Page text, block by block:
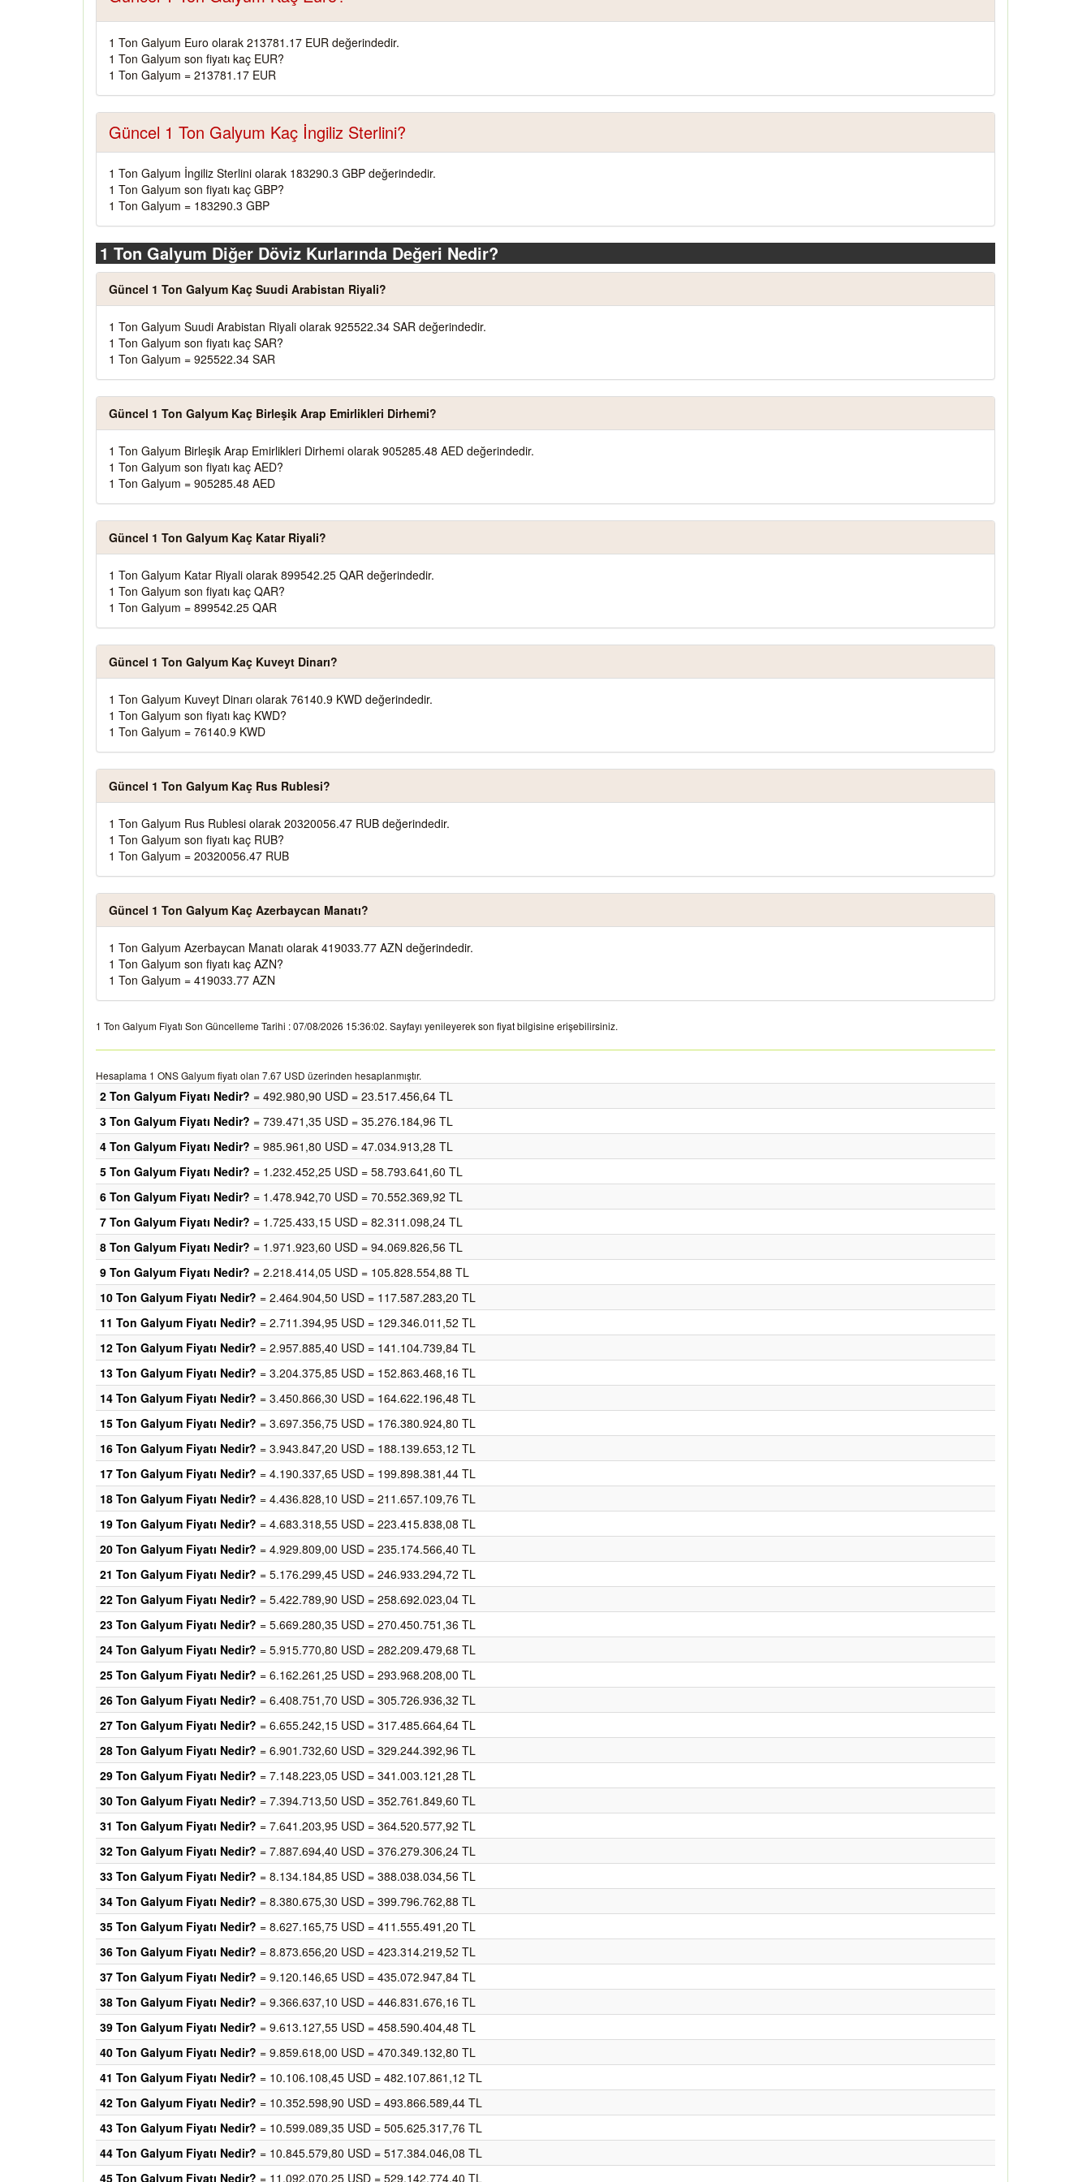
1 Ton Galyum Euro olarak 213781.17 EUR değerindedir.
1 Ton Galyum son fiyatı kaç EUR?
1 Ton Galyum = 213781.17 EUR
Güncel 1 Ton Galyum Kaç İngiliz Sterlini?
1 Ton Galyum İngiliz Sterlini olarak 183290.3 GBP değerindedir.
1 Ton Galyum son fiyatı kaç GBP?
1 Ton Galyum = 183290.3 GBP
1 Ton Galyum Diğer Döviz Kurlarında Değeri Nedir?
Güncel 1 Ton Galyum Kaç Suudi Arabistan Riyali?
1 Ton Galyum Suudi Arabistan Riyali olarak 925522.34 SAR değerindedir.
1 Ton Galyum son fiyatı kaç SAR?
1 Ton Galyum = 925522.34 SAR
Güncel 1 Ton Galyum Kaç Birleşik Arap Emirlikleri Dirhemi?
1 Ton Galyum Birleşik Arap Emirlikleri Dirhemi olarak 905285.48 AED değerindedir.
1 Ton Galyum son fiyatı kaç AED?
1 Ton Galyum = 905285.48 AED
Güncel 1 Ton Galyum Kaç Katar Riyali?
1 Ton Galyum Katar Riyali olarak 899542.25 QAR değerindedir.
1 Ton Galyum son fiyatı kaç QAR?
1 Ton Galyum = 899542.25 QAR
Güncel 1 Ton Galyum Kaç Kuveyt Dinarı?
1 Ton Galyum Kuveyt Dinarı olarak 76140.9 KWD değerindedir.
1 Ton Galyum son fiyatı kaç KWD?
1 Ton Galyum = 76140.9 KWD
Güncel 1 Ton Galyum Kaç Rus Rublesi?
1 Ton Galyum Rus Rublesi olarak 20320056.47 RUB değerindedir.
1 Ton Galyum son fiyatı kaç RUB?
1 Ton Galyum = 20320056.47 RUB
Güncel 1 Ton Galyum Kaç Azerbaycan Manatı?
1 Ton Galyum Azerbaycan Manatı olarak 419033.77 AZN değerindedir.
1 Ton Galyum son fiyatı kaç AZN?
1 Ton Galyum = 419033.77 AZN
1 Ton Galyum Fiyatı Son Güncelleme Tarihi : 07/08/2026 15:36:02. Sayfayı yenileyerek son fiyat bilgisine erişebilirsiniz.
Hesaplama 1 ONS Galyum fiyatı olan 7.67 USD üzerinden hesaplanmıştır.
2 Ton Galyum Fiyatı Nedir? = 492.980,90 USD = 23.517.456,64 TL
3 Ton Galyum Fiyatı Nedir? = 739.471,35 USD = 35.276.184,96 TL
4 Ton Galyum Fiyatı Nedir? = 985.961,80 USD = 47.034.913,28 TL
5 Ton Galyum Fiyatı Nedir? = 1.232.452,25 USD = 58.793.641,60 TL
6 Ton Galyum Fiyatı Nedir? = 1.478.942,70 USD = 70.552.369,92 TL
7 Ton Galyum Fiyatı Nedir? = 1.725.433,15 USD = 82.311.098,24 TL
8 Ton Galyum Fiyatı Nedir? = 1.971.923,60 USD = 94.069.826,56 TL
9 Ton Galyum Fiyatı Nedir? = 2.218.414,05 USD = 105.828.554,88 TL
10 Ton Galyum Fiyatı Nedir? = 2.464.904,50 USD = 117.587.283,20 TL
11 Ton Galyum Fiyatı Nedir? = 2.711.394,95 USD = 129.346.011,52 TL
12 Ton Galyum Fiyatı Nedir? = 2.957.885,40 USD = 141.104.739,84 TL
13 Ton Galyum Fiyatı Nedir? = 3.204.375,85 USD = 152.863.468,16 TL
14 Ton Galyum Fiyatı Nedir? = 3.450.866,30 USD = 164.622.196,48 TL
15 Ton Galyum Fiyatı Nedir? = 3.697.356,75 USD = 176.380.924,80 TL
16 Ton Galyum Fiyatı Nedir? = 3.943.847,20 USD = 188.139.653,12 TL
17 Ton Galyum Fiyatı Nedir? = 4.190.337,65 USD = 199.898.381,44 TL
18 Ton Galyum Fiyatı Nedir? = 4.436.828,10 USD = 211.657.109,76 TL
19 Ton Galyum Fiyatı Nedir? = 4.683.318,55 USD = 223.415.838,08 TL
20 Ton Galyum Fiyatı Nedir? = 4.929.809,00 USD = 235.174.566,40 TL
21 Ton Galyum Fiyatı Nedir? = 5.176.299,45 USD = 246.933.294,72 TL
22 Ton Galyum Fiyatı Nedir? = 5.422.789,90 USD = 258.692.023,04 TL
23 Ton Galyum Fiyatı Nedir? = 5.669.280,35 USD = 270.450.751,36 TL
24 Ton Galyum Fiyatı Nedir? = 5.915.770,80 USD = 282.209.479,68 TL
25 Ton Galyum Fiyatı Nedir? = 6.162.261,25 USD = 293.968.208,00 TL
26 Ton Galyum Fiyatı Nedir? = 6.408.751,70 USD = 305.726.936,32 TL
27 Ton Galyum Fiyatı Nedir? = 6.655.242,15 USD = 317.485.664,64 TL
28 Ton Galyum Fiyatı Nedir? = 6.901.732,60 USD = 329.244.392,96 TL
29 Ton Galyum Fiyatı Nedir? = 7.148.223,05 USD = 341.003.121,28 TL
30 Ton Galyum Fiyatı Nedir? = 7.394.713,50 USD = 352.761.849,60 TL
31 Ton Galyum Fiyatı Nedir? = 7.641.203,95 USD = 364.520.577,92 TL
32 Ton Galyum Fiyatı Nedir? = 7.887.694,40 USD = 376.279.306,24 TL
33 Ton Galyum Fiyatı Nedir? = 8.134.184,85 USD = 388.038.034,56 TL
34 Ton Galyum Fiyatı Nedir? = 8.380.675,30 USD = 399.796.762,88 TL
35 Ton Galyum Fiyatı Nedir? = 8.627.165,75 USD = 411.555.491,20 TL
36 Ton Galyum Fiyatı Nedir? = 8.873.656,20 USD = 423.314.219,52 TL
37 Ton Galyum Fiyatı Nedir? = 9.120.146,65 USD = 435.072.947,84 TL
38 Ton Galyum Fiyatı Nedir? = 9.366.637,10 USD = 446.831.676,16 TL
39 Ton Galyum Fiyatı Nedir? = 9.613.127,55 USD = 458.590.404,48 TL
40 Ton Galyum Fiyatı Nedir? = 9.859.618,00 USD = 470.349.132,80 TL
41 Ton Galyum Fiyatı Nedir? = 10.106.108,45 USD = 482.107.861,12 TL
42 Ton Galyum Fiyatı Nedir? = 10.352.598,90 USD = 493.866.589,44 TL
43 Ton Galyum Fiyatı Nedir? = 10.599.089,35 USD = 505.625.317,76 TL
44 Ton Galyum Fiyatı Nedir? = 10.845.579,80 USD = 517.384.046,08 TL
45 Ton Galyum Fiyatı Nedir? = 11.092.070,25 USD = 529.142.774,40 TL